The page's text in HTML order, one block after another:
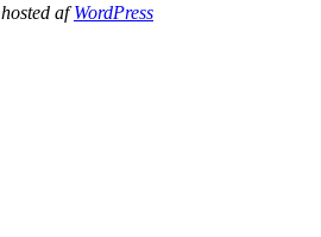
hosted afWordPress